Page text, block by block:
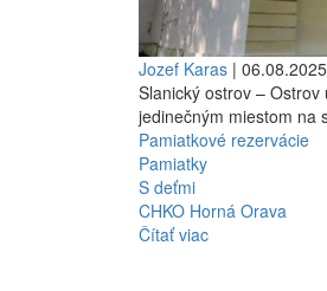
Jozef Karas | 06.08.2025
Slanický ostrov –
jedinečným miestom na
Pamiatkové rezervácie
Pamiatky
S deťmi
CHKO Horná Orava
Čítať viac